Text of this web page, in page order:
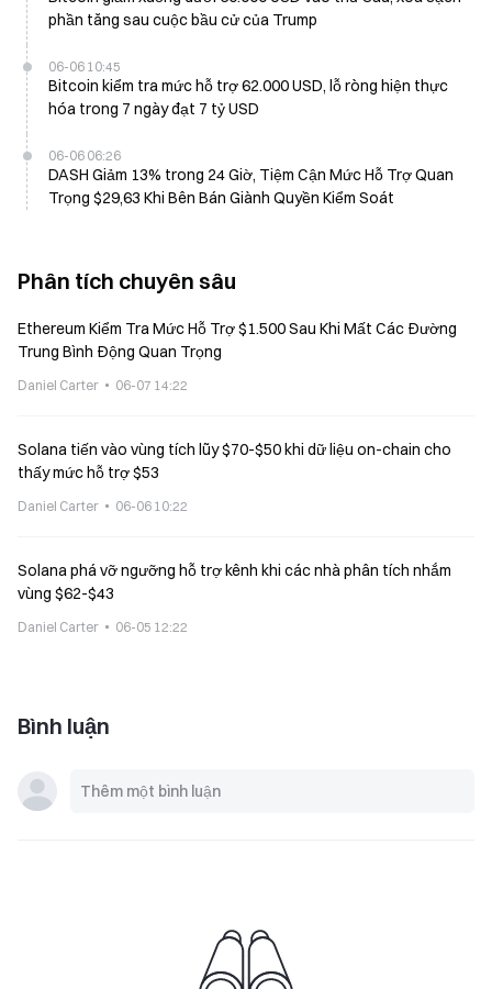
phần tăng sau cuộc bầu cử của Trump
06-06 10:45
Bitcoin kiểm tra mức hỗ trợ 62.000 USD, lỗ ròng hiện thực
hóa trong 7 ngày đạt 7 tỷ USD
06-06 06:26
DASH Giảm 13% trong 24 Giờ, Tiệm Cận Mức Hỗ Trợ Quan
Trọng $29,63 Khi Bên Bán Giành Quyền Kiểm Soát
Phân tích chuyên sâu
Ethereum Kiểm Tra Mức Hỗ Trợ $1.500 Sau Khi Mất Các Đường
Trung Bình Động Quan Trọng
Daniel Carter 06-07 14:22
Solana tiến vào vùng tích lũy $70-$50 khi dữ liệu on-chain cho
thấy mức hỗ trợ $53
Daniel Carter 06-06 10:22
Solana phá vỡ ngưỡng hỗ trợ kênh khi các nhà phân tích nhắm
vùng $62-$43
Daniel Carter 06-05 12:22
Bình luận